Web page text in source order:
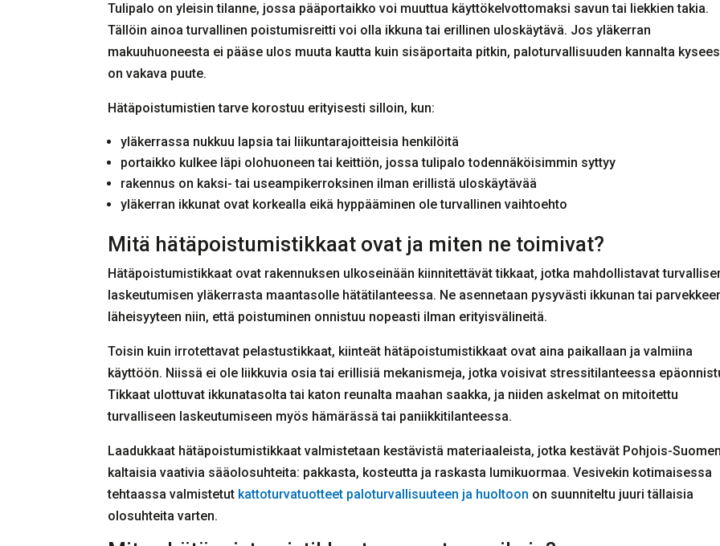
Tulipalo on yleisin tilanne, jossa pääportaikko voi muuttua käyttökelvottomaksi savun tai liekkien takia.
Tällöin ainoa turvallinen poistumisreitti voi olla ikkuna tai erillinen uloskäytävä. Jos yläkerran
makuuhuoneesta ei pääse ulos muuta kautta kuin sisäportaita pitkin, paloturvallisuuden kannalta
on vakava puute.
Hätäpoistumistien tarve korostuu erityisesti silloin, kun:
yläkerrassa nukkuu lapsia tai liikuntarajoitteisia henkilöitä
portaikko kulkee läpi olohuoneen tai keittiön, jossa tulipalo todennäköisimmin syttyy
rakennus on kaksi- tai useampikerroksinen ilman erillistä uloskäytävää
yläkerran ikkunat ovat korkealla eikä hyppääminen ole turvallinen vaihtoehto
Mitä hätäpoistumistikkaat ovat ja miten ne toimivat?
Hätäpoistumistikkaat ovat rakennuksen ulkoseinään kiinnitettävät tikkaat, jotka mahdollistavat
laskeutumisen yläkerrasta maantasolle hätätilanteessa. Ne asennetaan pysyvästi ikkunan tai
läheisyyteen niin, että poistuminen onnistuu nopeasti ilman erityisvälineitä.
Toisin kuin irrotettavat pelastustikkaat, kiinteät hätäpoistumistikkaat ovat aina paikallaan ja valmiina
käyttöön. Niissä ei ole liikkuvia osia tai erillisiä mekanismeja, jotka voisivat stressitilanteessa
Tikkaat ulottuvat ikkunatasolta tai katon reunalta maahan saakka, ja niiden askelmat on mitoitettu
turvalliseen laskeutumiseen myös hämärässä tai paniikkitilanteessa.
Laadukkaat hätäpoistumistikkaat valmistetaan kestävistä materiaaleista, jotka kestävät Pohjois-Suomen
kaltaisia vaativia sääolosuhteita: pakkasta, kosteutta ja raskasta lumikuormaa. Vesivekin kotimaisessa
tehtaassa valmistetut kattoturvatuotteet paloturvallisuuteen ja huoltoon on suunniteltu juuri tällaisia
olosuhteita varten.